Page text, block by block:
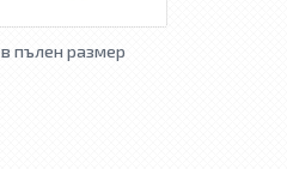
пълен размер